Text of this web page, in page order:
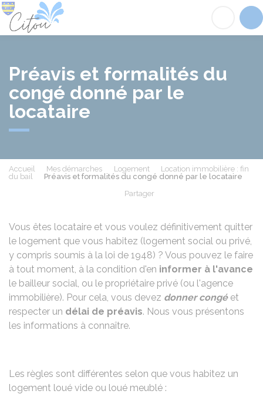
Préavis et formalités du
congé donné par le
locataire
Accueil Mes démarches Logement
Location immobilière : fin
du bail
Préavis et formalités du congé donné par le locataire
Partager
Vous êtes locataire et vous voulez définitivement quitter
le logement que vous habitez (logement social ou privé,
y compris soumis à la loi de 1948) ? Vous pouvez le faire
à tout moment, à la condition d'en informer à l'avance
le bailleur social, ou le propriétaire privé (ou l'agence
immobilière). Pour cela, vous devez donner congéet
respecter un délai de préavis. Nous vous présentons
les informations à connaître.
Les règles sont différentes selon que vous habitez un
logement loué vide ou loué meublé :